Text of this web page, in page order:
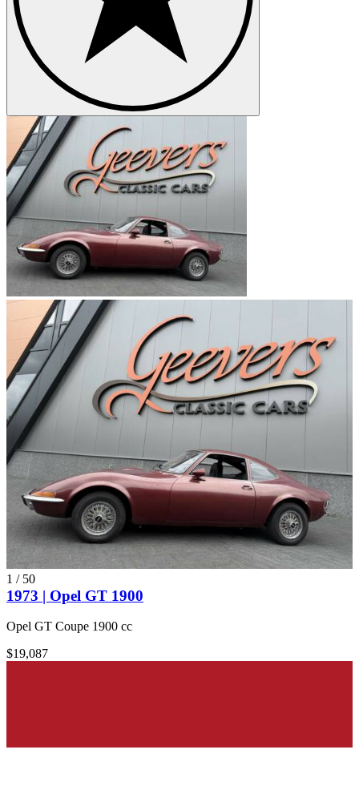
1 / 50
1973 | Opel GT 1900
Opel GT Coupe 1900 cc
$19,087